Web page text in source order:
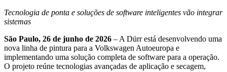
Tecnologia de ponta e soluções de software inteligentes vão integrar
sistemas
São Paulo, 26 de junho de 2026 – A Dürr está desenvolvendo uma
nova linha de pintura para a Volkswagen Autoeuropa e
implementando uma solução completa de software para a operação.
O projeto reúne tecnologias avançadas de aplicação e secagem,